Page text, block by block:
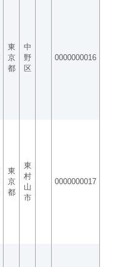
東
京
都
中
野
区
0000000016
東
京
都
東
村
山
市
0000000017